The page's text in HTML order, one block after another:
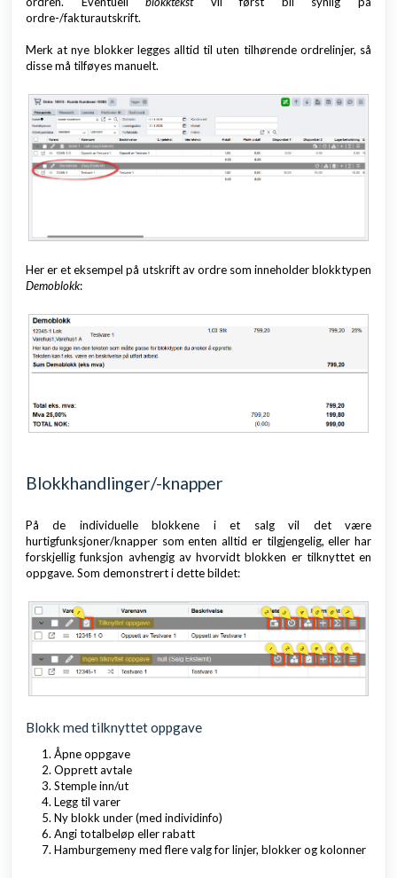
ordre-/fakturautskrift.
Merk at nye blokker legges alltid til uten tilhørende ordrelinjer, så
disse må tilføyes manuelt.
Her er et eksempel på utskrift av ordre som inneholder blokktypen
Demoblokk:
Blokkhandlinger/-knapper
På de individuelle blokkene i et salg vil det være
hurtigfunksjoner/knapper som enten alltid er tilgjengelig, eller har
forskjellig funksjon avhengig av hvorvidt blokken er tilknyttet en
oppgave. Som demonstrert i dette bildet:
Blokk med tilknyttet oppgave
Åpne oppgave
Opprett avtale
Stemple inn/ut
Legg til varer
Ny blokk under (med individinfo)
Angi totalbeløp eller rabatt
Hamburgemeny med flere valg for linjer, blokker og kolonner